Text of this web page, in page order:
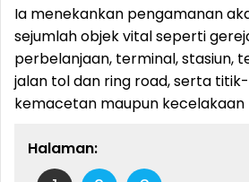
Ia menekankan pengamanan
sejumlah objek vital seperti
perbelanjaan, terminal, stasiun,
jalan tol dan ring road, serta
kemacetan maupun kecelakaan
Halaman: